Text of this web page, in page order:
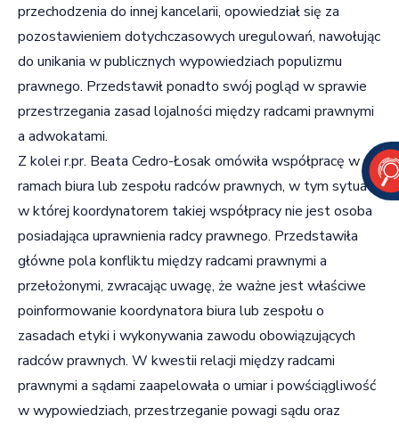
przechodzenia do innej kancelarii, opowiedział się za
pozostawieniem dotychczasowych uregulowań, nawołując
do unikania w publicznych wypowiedziach populizmu
prawnego. Przedstawił ponadto swój pogląd w sprawie
przestrzegania zasad lojalności między radcami prawnymi
a adwokatami.
Z kolei r.pr. Beata Cedro-Łosak omówiła współpracę w
ramach biura lub zespołu radców prawnych, w tym sytuacji,
w której koordynatorem takiej współpracy nie jest osoba
posiadająca uprawnienia radcy prawnego. Przedstawiła
główne pola konfliktu między radcami prawnymi a
przełożonymi, zwracając uwagę, że ważne jest właściwe
poinformowanie koordynatora biura lub zespołu o
zasadach etyki i wykonywania zawodu obowiązujących
radców prawnych. W kwestii relacji między radcami
prawnymi a sądami zaapelowała o umiar i powściągliwość
w wypowiedziach, przestrzeganie powagi sądu oraz